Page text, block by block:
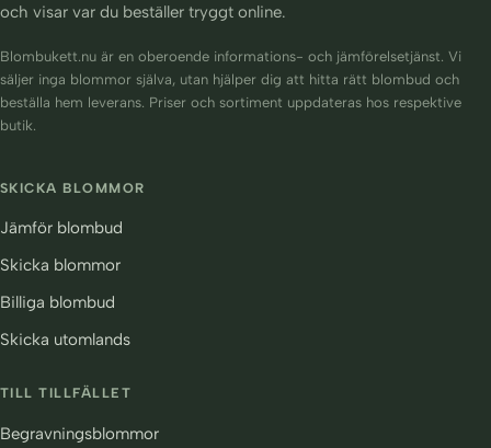
och visar var du beställer tryggt online.
Blombukett.nu är en oberoende informations- och jämförelsetjänst. Vi
säljer inga blommor själva, utan hjälper dig att hitta rätt blombud och
beställa hem leverans. Priser och sortiment uppdateras hos respektive
butik.
SKICKA BLOMMOR
Jämför blombud
Skicka blommor
Billiga blombud
Skicka utomlands
TILL TILLFÄLLET
Begravningsblommor